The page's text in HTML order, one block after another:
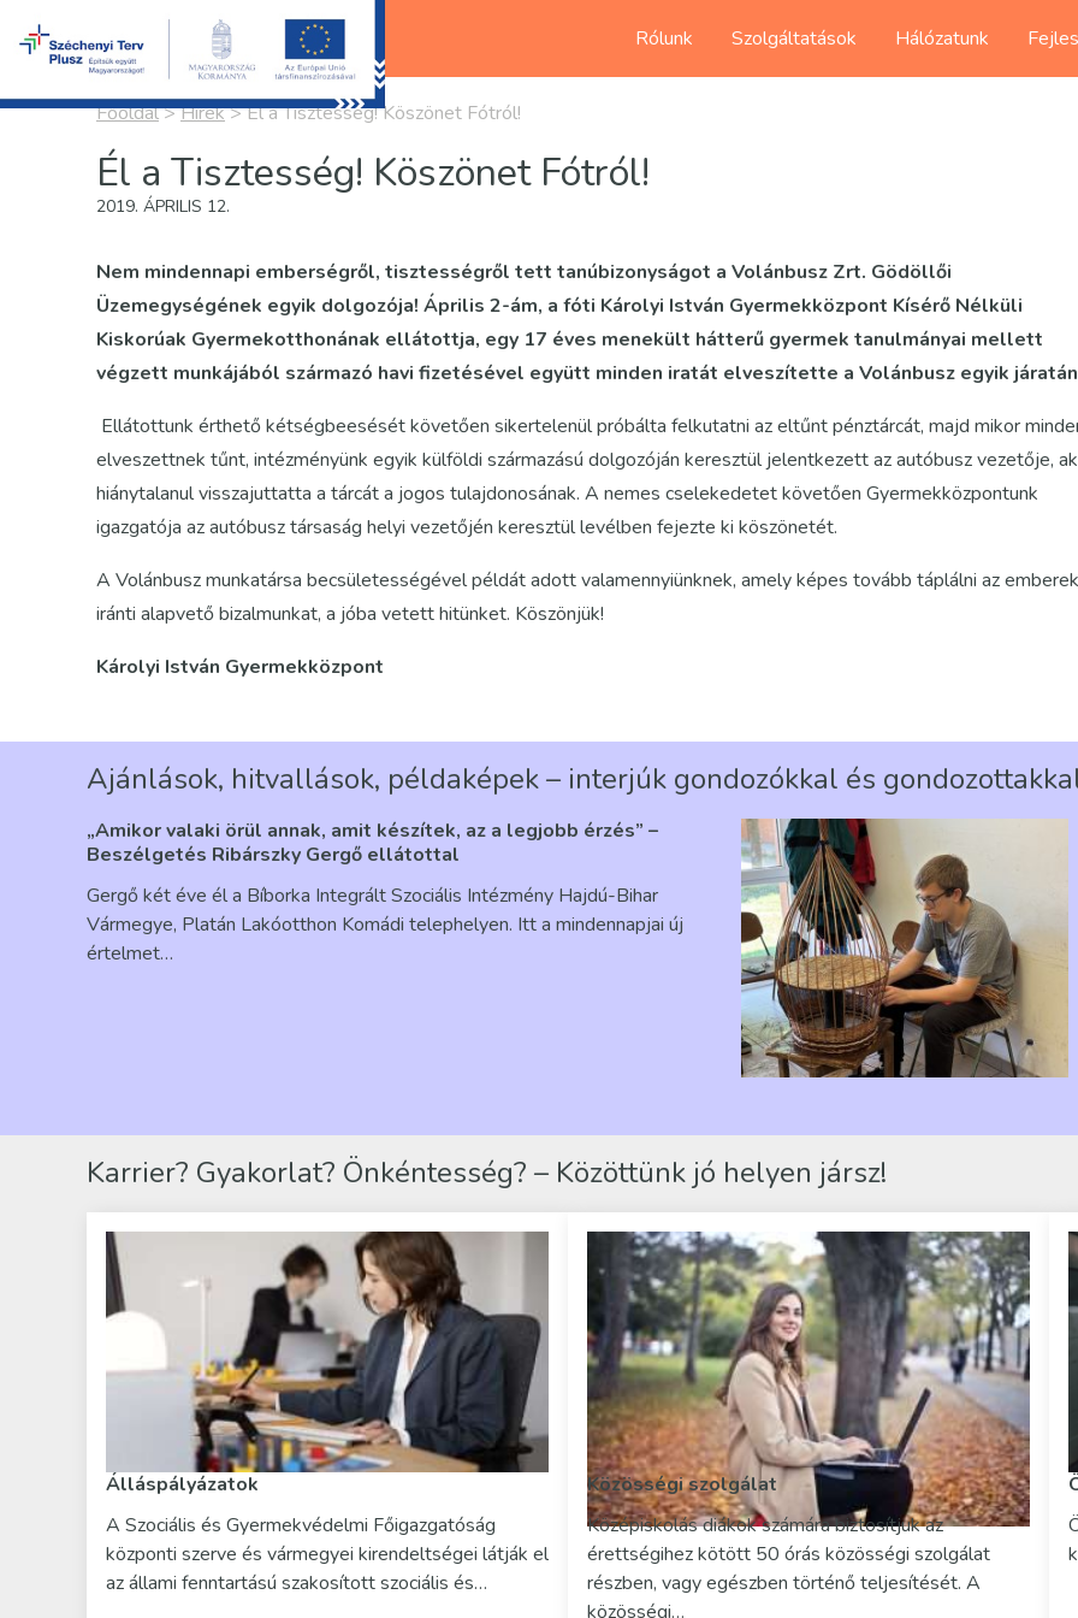
Rólunk Szolgáltatások Hálózatunk
Főoldal>Hírek>Él a Tisztesség! Köszönet Fótról!
Él a Tisztesség! Köszönet Fótról!
2019. ÁPRILIS 12.
Nem mindennapi emberségről, tisztességről tett tanúbizonyságot a Volánbusz Zrt. Gödöllői
Üzemegységének egyik dolgozója! Április 2-ám, a fóti Károlyi István Gyermekközpont Kísérő Nélküli
Kiskorúak Gyermekotthonának ellátottja, egy 17 éves menekült hátterű gyermek tanulmányai mellett
végzett munkájából származó havi fizetésével együtt minden iratát elveszítette a Volánbusz egyik
Ellátottunk érthető kétségbeesését követően sikertelenül próbálta felkutatni az eltűnt pénztárcát, majd mikor
elveszettnek tűnt, intézményünk egyik külföldi származású dolgozóján keresztül jelentkezett az autóbusz vezetője,
hiánytalanul visszajuttatta a tárcát a jogos tulajdonosának. A nemes cselekedetet követően Gyermekközpontunk
igazgatója az autóbusz társaság helyi vezetőjén keresztül levélben fejezte ki köszönetét.
A Volánbusz munkatársa becsületességével példát adott valamennyiünknek, amely képes tovább táplálni az emberek
iránti alapvető bizalmunkat, a jóba vetett hitünket. Köszönjük!
Károlyi István Gyermekközpont
Ajánlások, hitvallások, példaképek – interjúk gondozókkal és
„Amikor valaki örül annak, amit készítek, az a legjobb érzés” –
Beszélgetés Ribárszky Gergő ellátottal
Gergő két éve él a Bíborka Integrált Szociális Intézmény Hajdú-Bihar
Vármegye, Platán Lakóotthon Komádi telephelyen. Itt a mindennapjai új
értelmet…
Karrier? Gyakorlat? Önkéntesség? – Közöttünk jó helyen jársz!
Álláspályázatok
A Szociális és Gyermekvédelmi Főigazgatóság
központi szerve és vármegyei kirendeltségei látják el
az állami fenntartású szakosított szociális és…
Közösségi szolgálat
Középiskolás diákok számára biztosítjuk az
érettségihez kötött 50 órás közösségi szolgálat
részben, vagy egészben történő teljesítését. A
közösségi…